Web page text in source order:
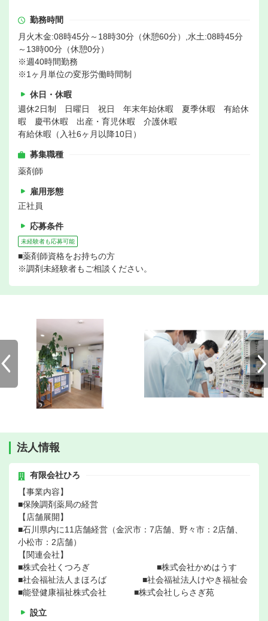
勤務時間
月火木金:08時45分～18時30分（休憩60分）,水土:08時45分
～13時00分（休憩0分）
※週40時間勤務
※1ヶ月単位の変形労働時間制
休日・休暇
週休2日制 日曜日 祝日 年末年始休暇 夏季休暇 有給休
暇 慶弔休暇 出産・育児休暇 介護休暇
有給休暇（入社6ヶ月以降10日）
募集職種
薬剤師
雇用形態
正社員
応募条件
未経験者も応募可能
■薬剤師資格をお持ちの方
※調剤未経験者もご相談ください。
法人情報
有限会社ひろ
【事業内容】
■保険調剤薬局の経営
【店舗展開】
■石川県内に11店舗経営（金沢市：7店舗、野々市：2店舗、
小松市：2店舗）
【関連会社】
■株式会社くつろぎ ■株式会社かめはうす
■社会福祉法人まほろば ■社会福祉法人けやき福祉会
■能登健康福祉株式会社 ■株式会社しらさぎ苑
設立